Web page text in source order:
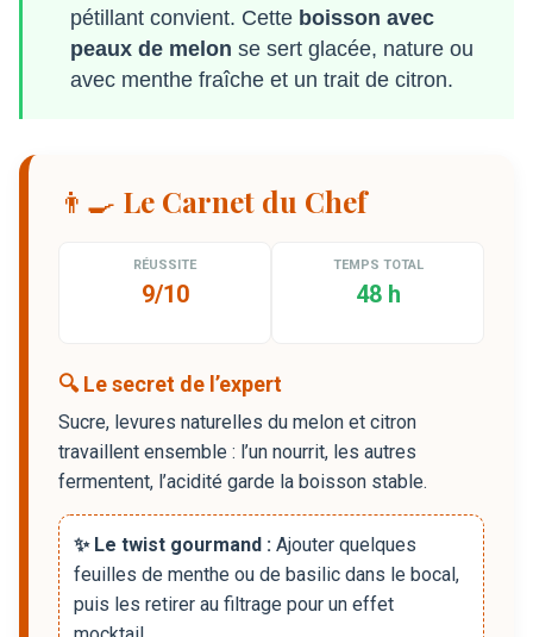
pétillant convient. Cette boisson avec
peaux de melon se sert glacée, nature ou
avec menthe fraîche et un trait de citron.
👨‍🍳 Le Carnet du Chef
RÉUSSITE
9/10
TEMPS TOTAL
48 h
🔍 Le secret de l’expert
Sucre, levures naturelles du melon et citron
travaillent ensemble : l’un nourrit, les autres
fermentent, l’acidité garde la boisson stable.
✨ Le twist gourmand : Ajouter quelques
feuilles de menthe ou de basilic dans le bocal,
puis les retirer au filtrage pour un effet